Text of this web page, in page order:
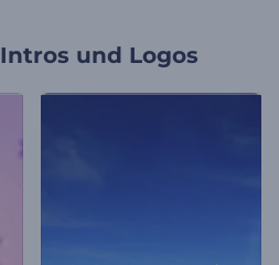
Intros und Logos